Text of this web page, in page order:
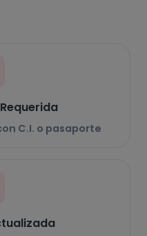
C.I. o pasaporte